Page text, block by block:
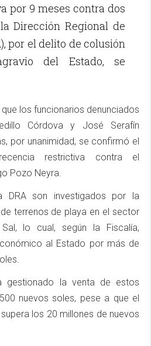
por 9 meses contra dos
Dirección Regional de
por el delito de colusión
del Estado, se
los funcionarios denunciados
Córdova y José Serafín
por unanimidad, se confirmó el
restrictiva contra el
Pozo Neyra.
DRA son investigados por la
terrenos de playa en el sector
lo cual, según la Fiscalía,
al Estado por más de
gestionado la venta de estos
nuevos soles, pese a que el
los 20 millones de nuevos